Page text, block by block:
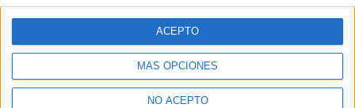
MÁS OPCIONES
NO ACEPTO
ACEPTO
Y como regalo de agradecimiento, por registrarte te daremos
gratis una copia de nuestro ebook con 100 consejos para tu
primer año de universidad